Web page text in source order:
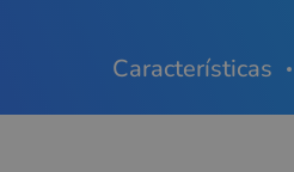
Características